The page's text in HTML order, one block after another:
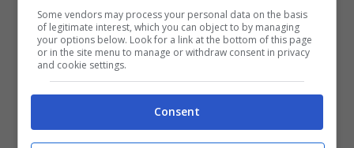
l’eccitazione del cane
femmina è terminata, se ciò non accade ci
Some vendors may process your personal data on the basis
of legitimate interest, which you can object to by managing
your options below. Look for a link at the bottom of this page
or in the site menu to manage or withdraw consent in privacy
and cookie settings.
Consent